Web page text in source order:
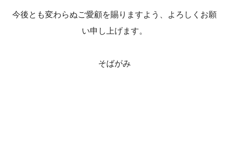
今後とも変わらぬご愛顧を賜りますよう、よろしくお願
い申し上げます。
そばがみ